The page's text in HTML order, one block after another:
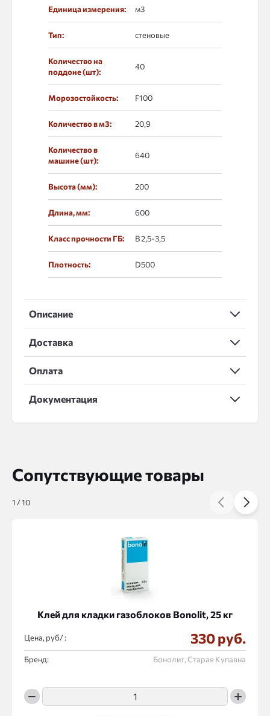
Единица измерения: м3
Тип: стеновые
Количество на
поддоне (шт):
40
Морозостойкость: F100
Количество в м3: 20,9
Количество в
машине (шт):
640
Высота (мм): 200
Длина, мм: 600
Класс прочности ГБ: В 2,5-3,5
Плотность: D500
Описание
Доставка
Оплата
Документация
Сопутствующие товары
Клей для кладки газоблоков Bonolit, 25 кг
Цена, руб/ : 330 руб.
Бренд: Бонолит, Старая Купавна
1 /10